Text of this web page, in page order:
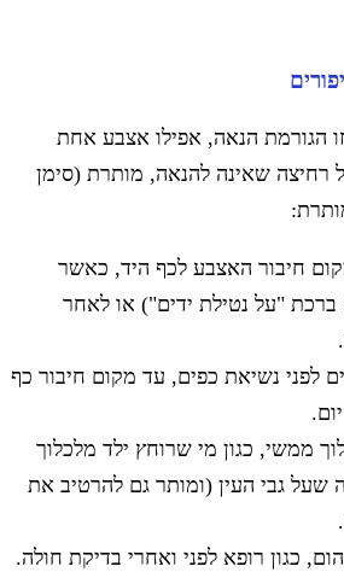
הגורמת הנאה, אפילו אצבע אחת
רחיצה שאינה להנאה, מותרת (סימן
חיבור האצבע לכף היד, כאשר
"על נטילת ידים") או לאחר
לפני נשיאת כפים, עד מקום חיבור כף
ממשי, כגון מי שרוחץ ילד מלכלוך
שעל גבי העין (ומותר גם להרטיב את
כגון רופא לפני ואחרי בדיקת חולה.